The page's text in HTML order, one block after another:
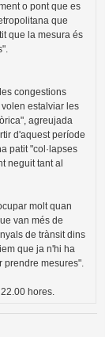
o pont que es
que
que la mesura és
congestions
estalviar les
agreujada
d'aquest període
patit "col·lapses
neguit tant al
molt quan
van més de
de trànsit dins
que ja n'hi ha
prendre mesures".
hores.